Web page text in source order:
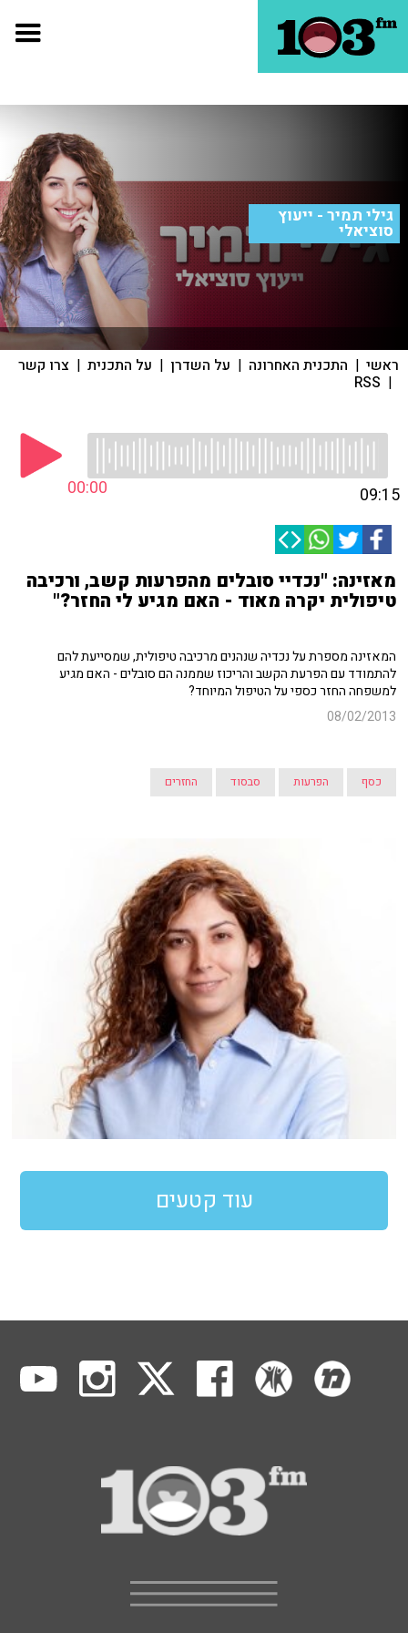
גילי תמיר - ייעוץ
סוציאלי
ראשי | התכנית האחרונה | על השדרן | על התכנית | צרו קשר
|
RSS
00:00 09:15
מאזינה: "נכדיי סובלים מהפרעות קשב, ורכיבה
טיפולית יקרה מאוד - האם מגיע לי החזר?"
המאזינה מספרת על נכדיה שנהנים מרכיבה טיפולית, שמסייעת להם
להתמודד עם הפרעת הקשב והריכוז שממנה הם סובלים - האם מגיע
למשפחה החזר כספי על הטיפול המיוחד?
08/02/2013
כסף הפרעות סבסוד החזרים
עוד קטעים